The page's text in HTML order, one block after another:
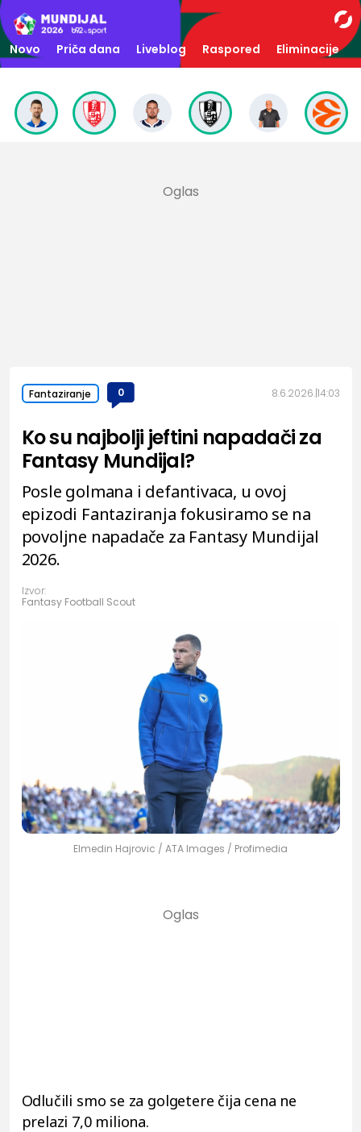
Novo Priča dana Liveblog Raspored Eliminacije
Fantaziranje 0 8.6.2026. 14:03
Ko su najbolji jeftini napadači za
Fantasy Mundijal?
Posle golmana i defantivaca, u ovoj
epizodi Fantaziranja fokusiramo se na
povoljne napadače za Fantasy Mundijal
2026.
Izvor:
Fantasy Football Scout
Elmedin Hajrovic / ATA Images / Profimedia
Odlučili smo se za golgetere čija cena ne
prelazi 7,0 miliona.